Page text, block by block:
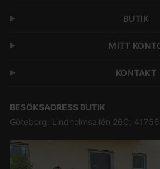
BUTIK
MITT
KONTAKT
BESÖKSADRESS BUTIK
Göteborg: Lindholmsallén 26C,